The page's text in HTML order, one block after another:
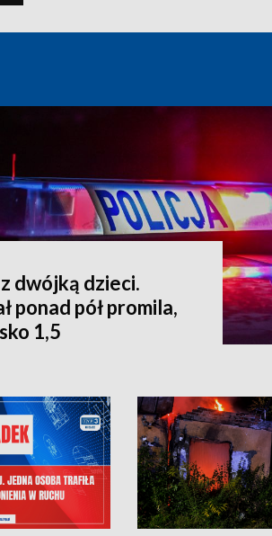
dwójką dzieci.
ponad pół promila,
1,5